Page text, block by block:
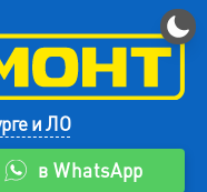
и ЛО
в WhatsApp